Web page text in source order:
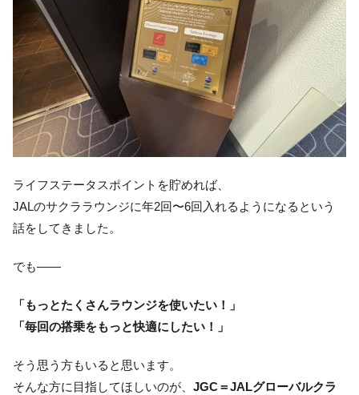
ライフステータスポイントを貯めれば、
JALのサクララウンジに年2回〜6回入れるようになるという
話をしてきました。
でも――
「もっとたくさんラウンジを使いたい！」
「毎回の搭乗をもっと快適にしたい！」
そう思う方もいると思います。
そんな方に目指してほしいのが、 JGC＝JALグローバルクラ